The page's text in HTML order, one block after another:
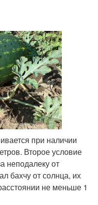
при наличии
Второе условие
неподалеку от
бахчу от солнца, их
не меньше 1